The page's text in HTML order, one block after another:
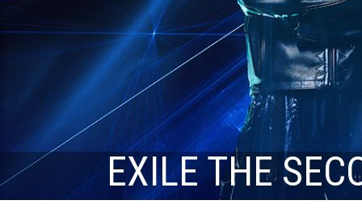
EXILE THE